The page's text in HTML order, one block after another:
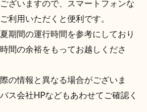
ざいますので、スマートフォンな
利用いただくと便利です。
期間の運行時間を参考にしており
間の余裕をもってお越しくださ
の情報と異なる場合がございま
ス会社HPなどもあわせてご確認く